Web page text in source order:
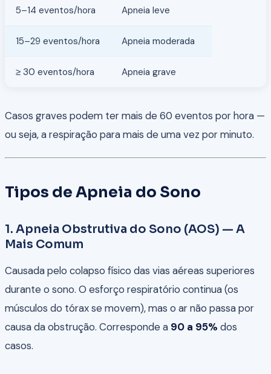
5–14 eventos/hora Apneia leve
15–29 eventos/hora Apneia moderada
≥ 30 eventos/hora Apneia grave
Casos graves podem ter mais de 60 eventos por hora —
ou seja, a respiração para mais de uma vez por minuto.
Tipos de Apneia do Sono
1. Apneia Obstrutiva do Sono (AOS) — A
Mais Comum
Causada pelo colapso físico das vias aéreas superiores
durante o sono. O esforço respiratório continua (os
músculos do tórax se movem), mas o ar não passa por
causa da obstrução. Corresponde a 90 a 95% dos
casos.